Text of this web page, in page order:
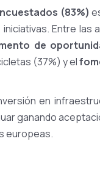
(83%)
Entre las
de
(37%) y el
en
ganando
europeas.